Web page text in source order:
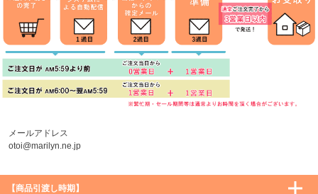
メールアドレス
otoi@marilyn.ne.jp
【商品引渡し時期】